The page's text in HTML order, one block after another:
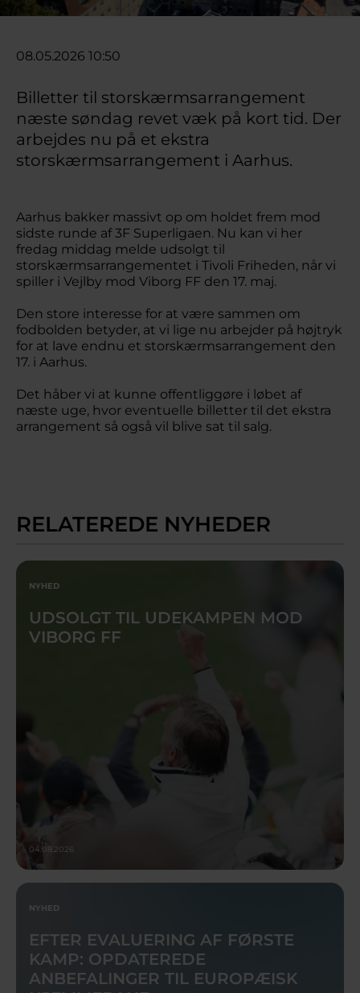
08.05.2026 10:50
Billetter til storskærmsarrangement
næste søndag revet væk på kort tid. Der
arbejdes nu på et ekstra
storskærmsarrangement i Aarhus.
Aarhus bakker massivt op om holdet frem mod
sidste runde af 3F Superligaen. Nu kan vi her
fredag middag melde udsolgt til
storskærmsarrangementet i Tivoli Friheden, når vi
spiller i Vejlby mod Viborg FF den 17. maj.
Den store interesse for at være sammen om
fodbolden betyder, at vi lige nu arbejder på højtryk
for at lave endnu et storskærmsarrangement den
17. i Aarhus.
Det håber vi at kunne offentliggøre i løbet af
næste uge, hvor eventuelle billetter til det ekstra
arrangement så også vil blive sat til salg.
RELATEREDE NYHEDER
NYHED
UDSOLGT TIL UDEKAMPEN MOD
VIBORG FF
04.08.2026
NYHED
EFTER EVALUERING AF FØRSTE
KAMP: OPDATEREDE
ANBEFALINGER TIL EUROPÆISK